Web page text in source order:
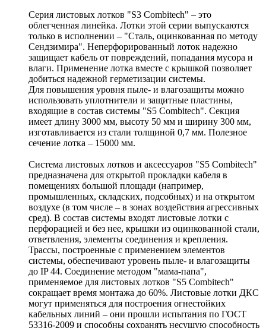
Серия листовых лотков "S3 Combitech" – это
облегченная линейка. Лотки этой серии выпускаются
только в исполнении – "Сталь, оцинкованная по методу
Сендзимира". Неперфорированный лоток надежно
защищает кабель от повреждений, попадания мусора и
влаги. Применение лотка вместе с крышкой позволяет
добиться надежной герметизации системы.
Для повышения уровня пыле- и влагозащиты можно
использовать уплотнители и защитные пластины,
входящие в состав системы "S5 Combitech". Секция
имеет длину 3000 мм, высоту 50 мм и ширину 300 мм,
изготавливается из стали толщиной 0,7 мм. Полезное
сечение лотка – 15000 мм.
Система листовых лотков и аксессуаров "S5 Combitech"
предназначена для открытой прокладки кабеля в
помещениях большой площади (например,
промышленных, складских, подсобных) и на открытом
воздухе (в том числе – в зонах воздействия агрессивных
сред). В состав системы входят листовые лотки с
перфорацией и без нее, крышки из оцинкованной стали,
ответвления, элементы соединения и крепления.
Трассы, построенные с применением элементов
системы, обеспечивают уровень пыле- и влагозащиты
до IP 44. Соединение методом "мама-папа",
применяемое для листовых лотков "S5 Combitech"
сокращает время монтажа до 60%. Листовые лотки ДКС
могут применяться для построения огнестойких
кабельных линий – они прошли испытания по ГОСТ
53316-2009 и способны сохранять несущую способность